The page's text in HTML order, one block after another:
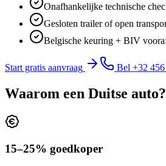
Onafhankelijke technische
Gesloten trailer of open
Belgische keuring + BIV
Start gratis aanvraag Bel +32
Waarom een Duitse auto?
15–25% goedkoper